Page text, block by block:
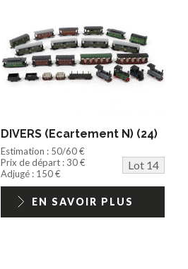
DIVERS (Ecartement N) (24)
Estimation : 50/60 €
Prix de départ : 30 €
Lot 14
Adjugé : 150 €
EN SAVOIR PLUS